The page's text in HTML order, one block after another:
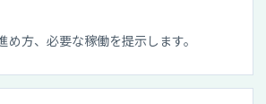
め方、必要な稼働を提示します。